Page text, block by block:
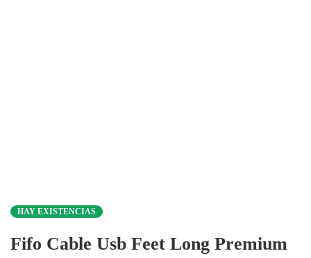
HAY EXISTENCIAS
Fifo Cable Usb Feet Long Premium